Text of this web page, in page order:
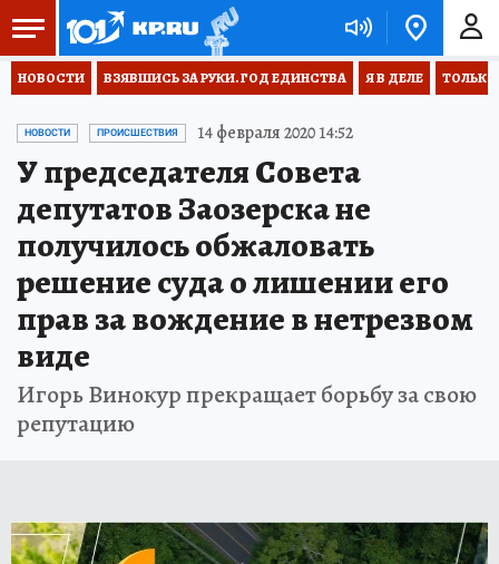
НОВОСТИ ВЗЯВШИСЬ ЗА РУКИ. ГОД ЕДИНСТВА Я В ДЕЛЕ ТОЛЬКО
НОВОСТИ ПРОИСШЕСТВИЯ 14 февраля 2020 14:52
У председателя Совета
депутатов Заозерска не
получилось обжаловать
решение суда о лишении его
прав за вождение в нетрезвом
виде
Игорь Винокур прекращает борьбу за свою
репутацию